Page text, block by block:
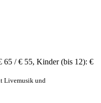
65 / € 55, Kinder (bis 12): €
Livemusik und